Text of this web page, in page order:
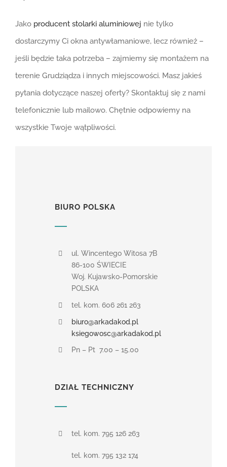
Jako producent stolarki aluminiowej nie tylko
dostarczymy Ci okna antywłamaniowe, lecz również –
jeśli będzie taka potrzeba – zajmiemy się montażem na
terenie Grudziądza i innych miejscowości. Masz jakieś
pytania dotyczące naszej oferty? Skontaktuj się z nami
telefonicznie lub mailowo. Chętnie odpowiemy na
wszystkie Twoje wątpliwości.
BIURO POLSKA
ul. Wincentego Witosa 7B
86-100 ŚWIECIE
Woj. Kujawsko-Pomorskie
POLSKA
tel. kom. 606 261 263
biuro@arkadakod.pl
ksiegowosc@arkadakod.pl
Pn – Pt 7.00 – 15.00
DZIAŁ TECHNICZNY
tel. kom. 795 126 263
tel. kom. 795 132 174